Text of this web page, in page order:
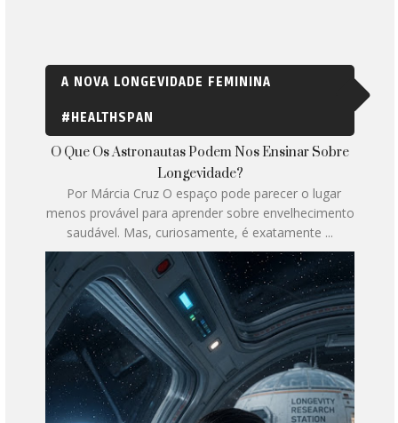
A NOVA LONGEVIDADE FEMININA
#HEALTHSPAN
O Que Os Astronautas Podem Nos Ensinar Sobre
Longevidade?
Por Márcia Cruz O espaço pode parecer o lugar
menos provável para aprender sobre envelhecimento
saudável. Mas, curiosamente, é exatamente ...